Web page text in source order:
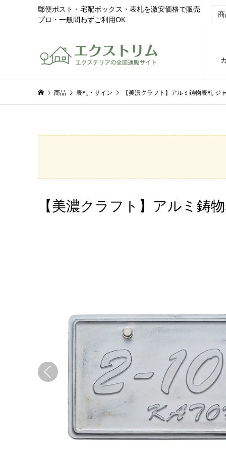
郵便ポスト・宅配ボックス・表札を激安価格で販売
プロ・一般問わずご利用OK
商品 表札・サイン 【美濃クラフト】アルミ鋳物表札 ジ
【美濃クラフト】アルミ鋳